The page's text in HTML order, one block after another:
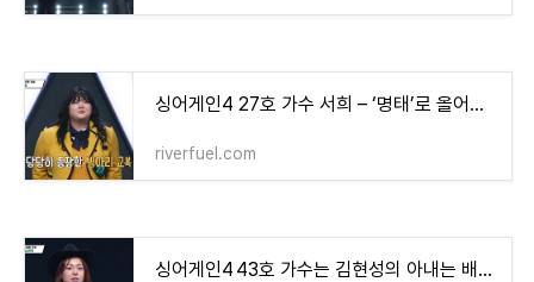
싱어게인4 27호 가수 서희 – ‘명태’로 올어게인, 김예찬과의 언더커버 인연까지
riverfuel.com
싱어게인4 43호 가수는 김현성의 아내는 배드키즈(귓방망이,바밤바,핫해) 출신 모니카 프로필